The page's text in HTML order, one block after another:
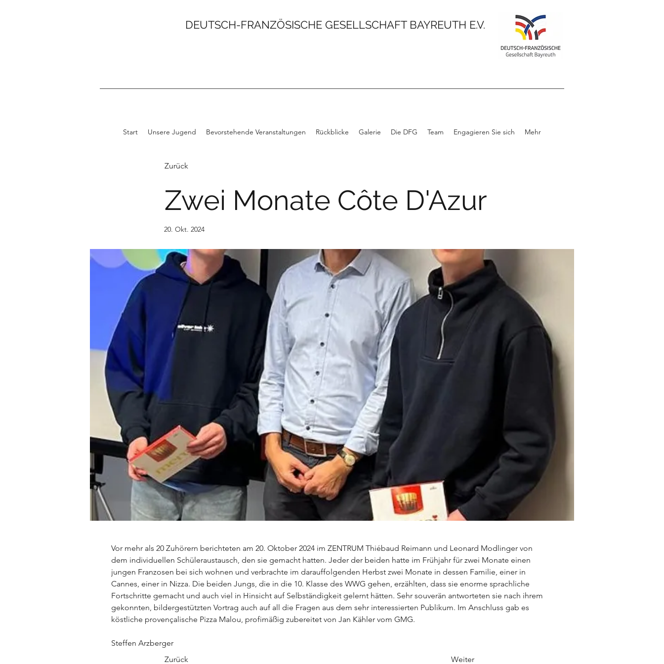
DEUTSCH-FRANZÖSISCHE GESELLSCHAFT BAYREUTH E.V.
Start Unsere Jugend Bevorstehende Veranstaltungen Rückblicke Galerie Die DFG Team Engagieren Sie sich Mehr
Zurück
Zwei Monate Côte D'Azur
20. Okt. 2024
Vor mehr als 20 Zuhörern berichteten am 20. Oktober 2024 im ZENTRUM Thiébaud Reimann und Leonard Modlinger von
dem individuellen Schüleraustausch, den sie gemacht hatten. Jeder der beiden hatte im Frühjahr für zwei Monate einen
jungen Franzosen bei sich wohnen und verbrachte im darauffolgenden Herbst zwei Monate in dessen Familie, einer in
Cannes, einer in Nizza. Die beiden Jungs, die in die 10. Klasse des WWG gehen, erzählten, dass sie enorme sprachliche
Fortschritte gemacht und auch viel in Hinsicht auf Selbständigkeit gelernt hätten. Sehr souverän antworteten sie nach ihrem
gekonnten, bildergestützten Vortrag auch auf all die Fragen aus dem sehr interessierten Publikum. Im Anschluss gab es
köstliche provençalische Pizza Malou, profimäßig zubereitet von Jan Kähler vom GMG.
Steffen Arzberger
Zurück
Weiter